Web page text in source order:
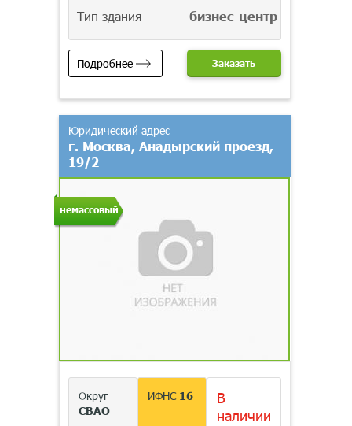
Тип здания
бизнес-центр
Подробнее Заказать
немассовый
Юридический адрес
г. Москва, Анадырский проезд,
19/2
Округ
СВАО
ИФНС 16
В
наличии